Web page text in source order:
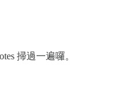
掃過一遍囉。